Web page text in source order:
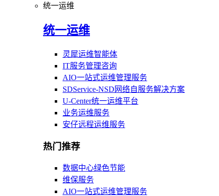
统一运维
统一运维
灵犀运维智能体
IT服务管理咨询
AIO一站式运维管理服务
SDService-NSD网络自服务解决方案
U-Center统一运维平台
业务运维服务
安仔远程运维服务
热门推荐
数据中心绿色节能
维保服务
AIO一站式运维管理服务